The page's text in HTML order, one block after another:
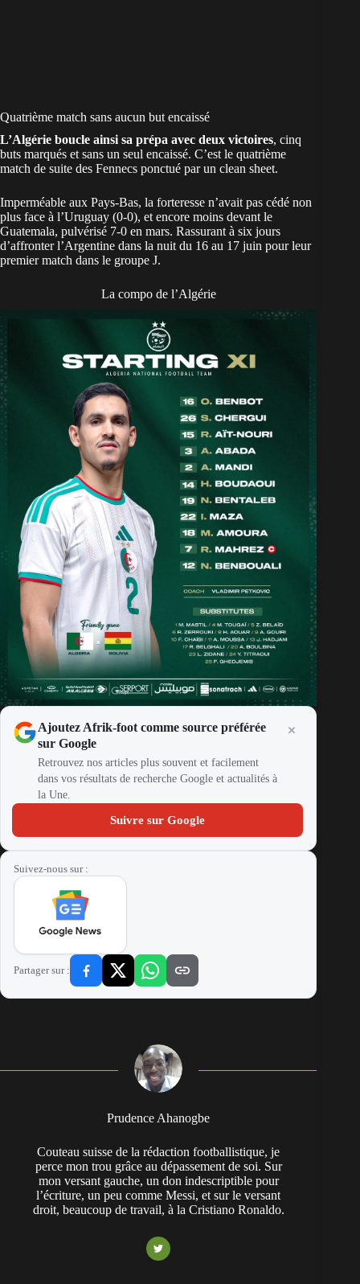
Quatrième match sans aucun but encaissé
L’Algérie boucle ainsi sa prépa avec deux victoires, cinq
buts marqués et sans un seul encaissé. C’est le quatrième
match de suite des Fennecs ponctué par un clean sheet.
Imperméable aux Pays-Bas, la forteresse n’avait pas cédé non
plus face à l’Uruguay (0-0), et encore moins devant le
Guatemala, pulvérisé 7-0 en mars. Rassurant à six jours
d’affronter l’Argentine dans la nuit du 16 au 17 juin pour leur
premier match dans le groupe J.
La compo de l’Algérie
Ajoutez Afrik-foot comme source préférée
sur Google
Retrouvez nos articles plus souvent et facilement
dans vos résultats de recherche Google et actualités à
la Une.
Suivre sur Google
Suivez-nous sur :
Partager sur :
Prudence Ahanogbe
Couteau suisse de la rédaction footballistique, je
perce mon trou grâce au dépassement de soi. Sur
mon versant gauche, un don indescriptible pour
l’écriture, un peu comme Messi, et sur le versant
droit, beaucoup de travail, à la Cristiano Ronaldo.